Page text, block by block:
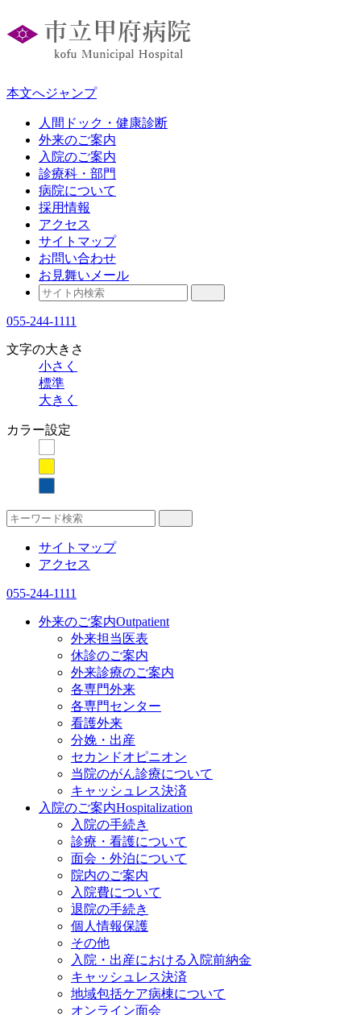
本文へジャンプ
人間ドック・健康診断
外来のご案内
入院のご案内
診療科・部門
病院について
採用情報
アクセス
サイトマップ
お問い合わせ
お見舞いメール
055-244-1111
文字の大きさ
小さく
標準
大きく
カラー設定
サイトマップ
アクセス
055-244-1111
外来のご案内Outpatient
外来担当医表
休診のご案内
外来診療のご案内
各専門外来
各専門センター
看護外来
分娩・出産
セカンドオピニオン
当院のがん診療について
キャッシュレス決済
入院のご案内Hospitalization
入院の手続き
診療・看護について
面会・外泊について
院内のご案内
入院費について
退院の手続き
個人情報保護
その他
入院・出産における入院前納金
キャッシュレス決済
地域包括ケア病棟について
オンライン面会